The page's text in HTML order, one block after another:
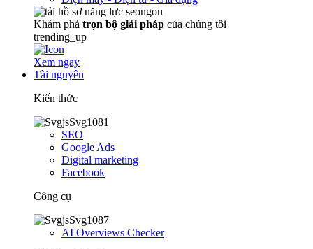
Khám phá trọn bộ giải pháp của chúng tôi
trending_up
Xem ngay
Tài nguyên
Kiến thức
SEO
Google Ads
Digital marketing
Facebook
Công cụ
AI Overviews Checker